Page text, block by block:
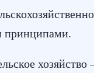
принципами.